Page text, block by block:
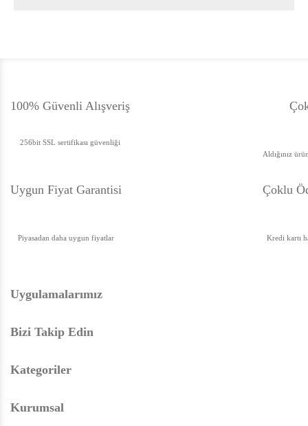
100% Güvenli Alışveriş
256bit SSL sertifikası güvenliği
Aldığınız
Uygun Fiyat Garantisi
Piyasadan daha uygun fiyatlar
Çoklu
Kredi kartı
Uygulamalarımız
Bizi Takip Edin
Kategoriler
Kurumsal